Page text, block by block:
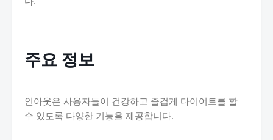
주요 정보
인아웃은 사용자들이 건강하고 즐겁게 다이어트를 할
수 있도록 다양한 기능을 제공합니다.